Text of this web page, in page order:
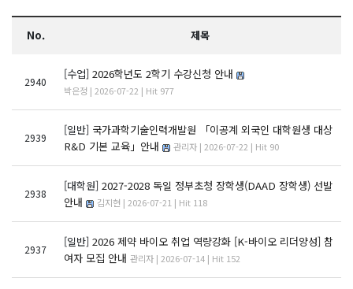
No. 제목
2940
[수업] 2026학년도 2학기 수강신청 안내
박은정 | 2026-07-22 | Hit 977
2939
[일반] 국가과학기술인력개발원 「이공계 외국인 대학원생 대상
R&D 기본 교육」안내
관리자 | 2026-07-22 | Hit 90
2938
[대학원] 2027-2028 독일 정부초청 장학생(DAAD 장학생) 선발
안내
김지현 | 2026-07-21 | Hit 118
2937
[일반] 2026 제약 바이오 취업 역량강화 [K-바이오 리더양성] 참
여자 모집 안내 관리자 | 2026-07-14 | Hit 152